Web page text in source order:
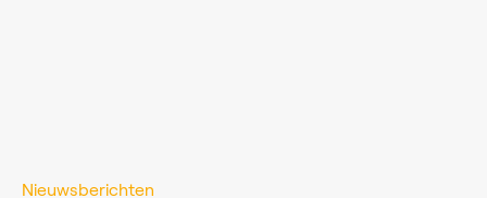
Nieuwsberichten